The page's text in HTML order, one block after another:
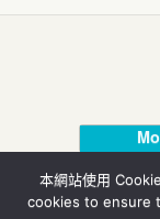
本網站使用
cookies to ensure